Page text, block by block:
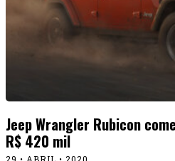
Jeep Wrangler Rubicon
R$ 420 mil